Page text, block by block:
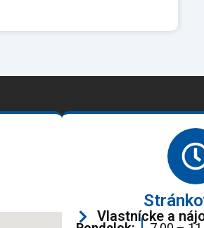
Vlastnícke a